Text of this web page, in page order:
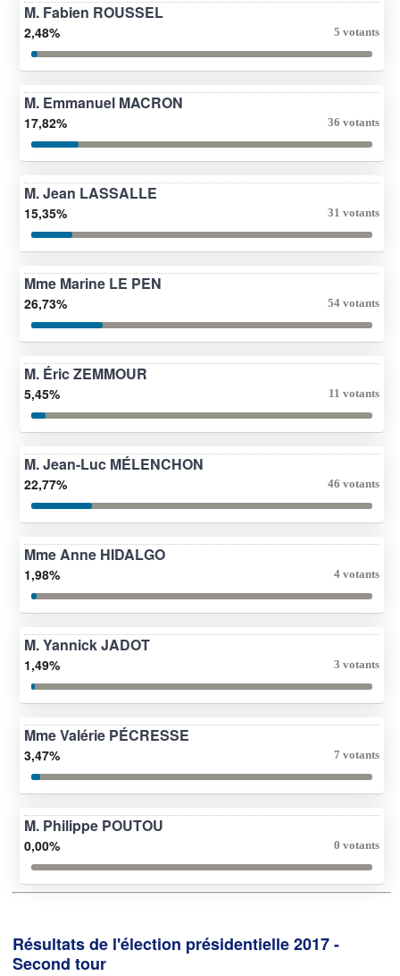
M. Fabien ROUSSEL
2,48% 5 votants
M. Emmanuel MACRON
17,82% 36 votants
M. Jean LASSALLE
15,35% 31 votants
Mme Marine LE PEN
26,73% 54 votants
M. Éric ZEMMOUR
5,45% 11 votants
M. Jean-Luc MÉLENCHON
22,77% 46 votants
Mme Anne HIDALGO
1,98% 4 votants
M. Yannick JADOT
1,49% 3 votants
Mme Valérie PÉCRESSE
3,47% 7 votants
M. Philippe POUTOU
0,00% 0 votants
Résultats de l'élection présidentielle 2017 -
Second tour